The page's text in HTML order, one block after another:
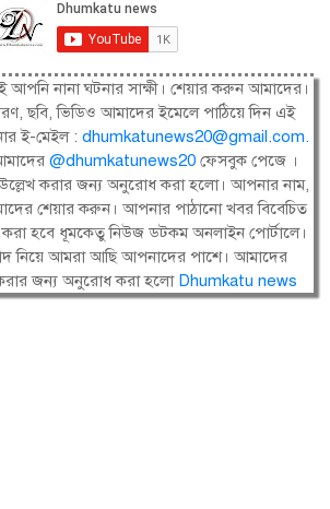
আপনি নানা ঘটনার সাক্ষী। শেয়ার করুন আমাদের।
ছবি, ভিডিও আমাদের ইমেলে পাঠিয়ে দিন এই
ই-মেইল : dhumkatunews20@gmail.com.
@dhumkatunews20 ফেসবুক পেজে ।
উল্লেখ করার জন্য অনুরোধ করা হলো। আপনার নাম,
শেয়ার করুন। আপনার পাঠানো খবর বিবেচিত
হবে ধূমকেতু নিউজ ডটকম অনলাইন পোর্টালে।
নিয়ে আমরা আছি আপনাদের পাশে। আমাদের
করার জন্য অনুরোধ করা হলো Dhumkatu news